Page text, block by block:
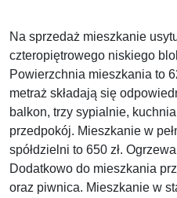
Na sprzedaż mieszkanie
czteropiętrowego niskiego
Powierzchnia mieszkania to
metraż składają się
balkon, trzy sypialnie,
przedpokój. Mieszkanie w
spółdzielni to 650 zł.
Dodatkowo do mieszkania
oraz piwnica. Mieszkanie w